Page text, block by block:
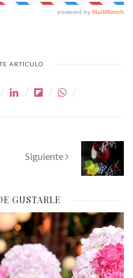
ARTÍCULO
Siguiente
GUSTARLE